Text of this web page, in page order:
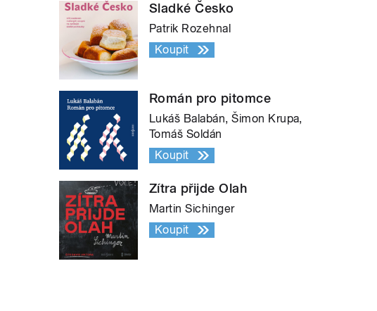
Sladké Česko
Patrik Rozehnal
Koupit
Román pro pitomce
Lukáš Balabán, Šimon Krupa,
Tomáš Soldán
Koupit
Zítra přijde Olah
Martin Sichinger
Koupit